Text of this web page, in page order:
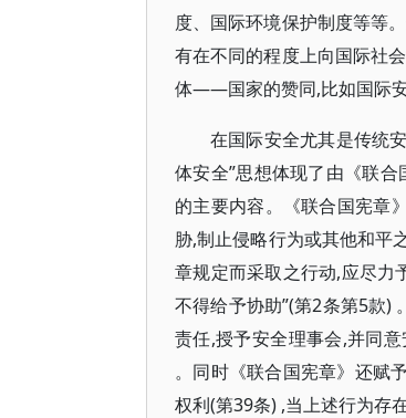
度、国际环境保护制度等等
有在不同的程度上向国际社
体——国家的赞同,比如国际
在国际安全尤其是传统
体安全”思想体现了由《联
的主要内容。《联合国宪章
胁,制止侵略行为或其他和平
章规定而采取之行动,应尽力
不得给予协助”(第2条第5款)
责任,授予安全理事会,并同
。同时《联合国宪章》还赋
权利(第39条) ,当上述行为存